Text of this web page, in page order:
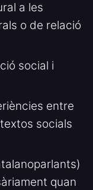
a les
o de relació
social i
entre
socials
quan